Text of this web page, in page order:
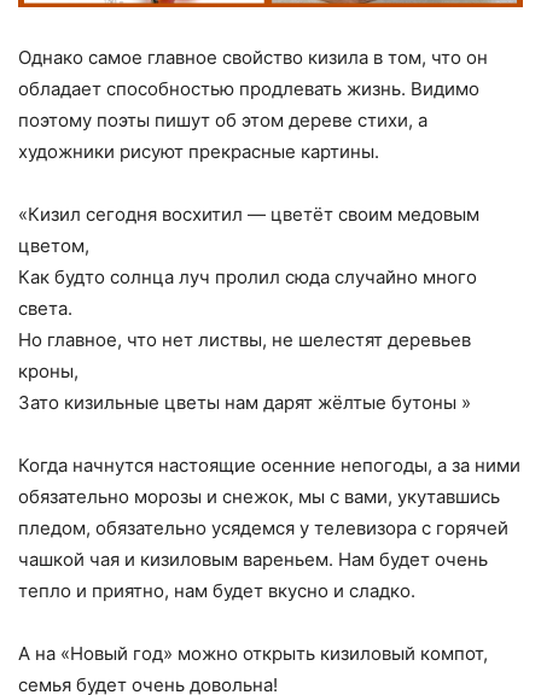
Однако самое главное свойство кизила в том, что он
обладает способностью продлевать жизнь. Видимо
поэтому поэты пишут об этом дереве стихи, а
художники рисуют прекрасные картины.
«Кизил сегодня восхитил — цветёт своим медовым
цветом,
Как будто солнца луч пролил сюда случайно много
света.
Но главное, что нет листвы, не шелестят деревьев
кроны,
Зато кизильные цветы нам дарят жёлтые бутоны »
Когда начнутся настоящие осенние непогоды, а за ними
обязательно морозы и снежок, мы с вами, укутавшись
пледом, обязательно усядемся у телевизора с горячей
чашкой чая и кизиловым вареньем. Нам будет очень
тепло и приятно, нам будет вкусно и сладко.
А на «Новый год» можно открыть кизиловый компот,
семья будет очень довольна!